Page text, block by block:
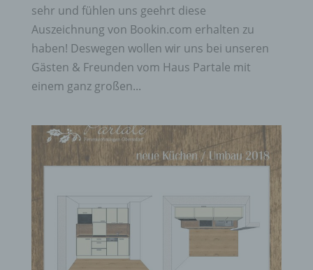
sehr und fühlen uns geehrt diese
Auszeichnung von Bookin.com erhalten zu
haben! Deswegen wollen wir uns bei unseren
Gästen & Freunden vom Haus Partale mit
einem ganz großen...